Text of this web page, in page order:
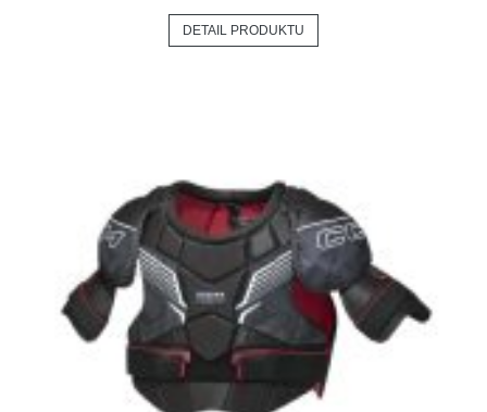
DETAIL PRODUKTU